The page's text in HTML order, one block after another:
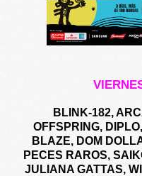
BLINK-182,
OFFSPRING,
BLAZE, DOM
PECES RAROS,
JULIANA GATTAS,